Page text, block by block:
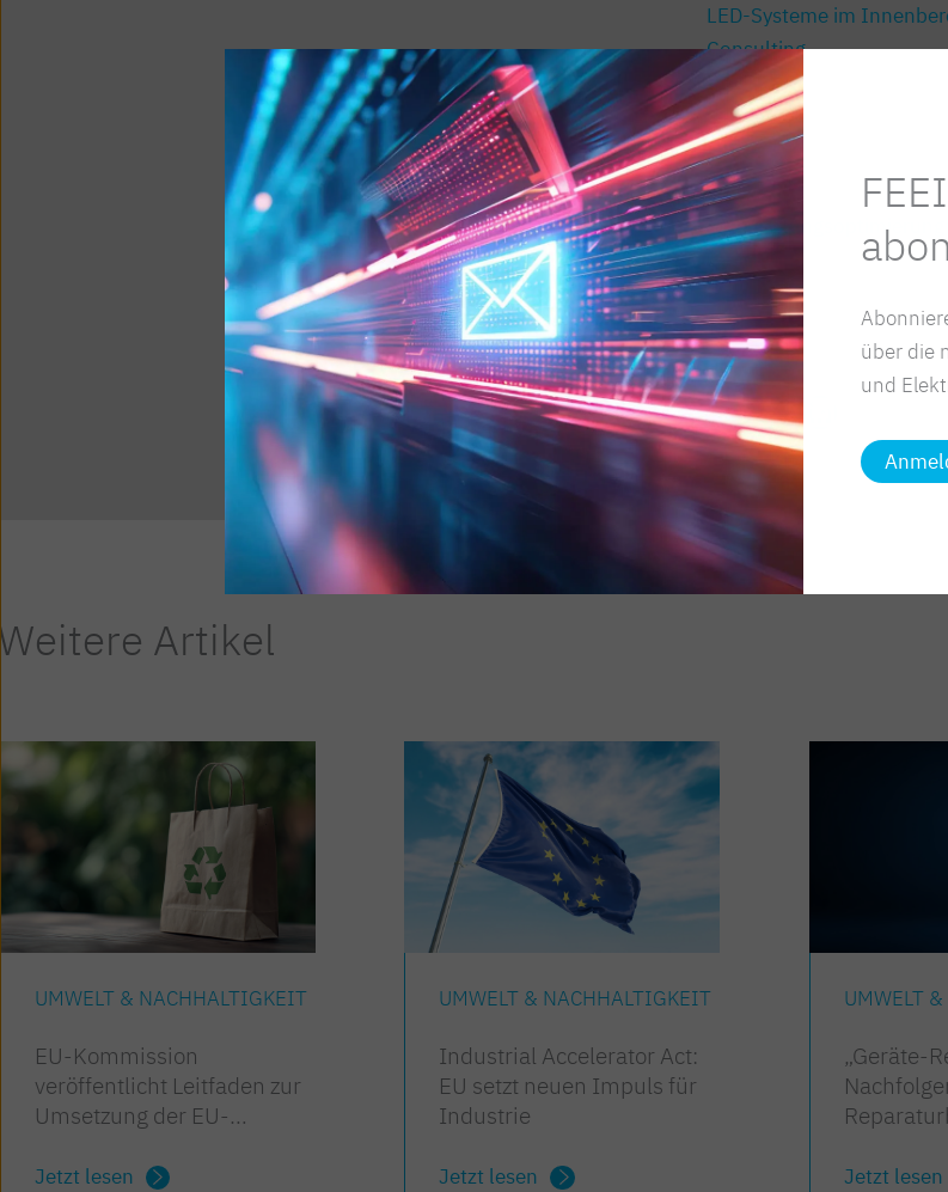
LED-Systeme im
Consulting
Bzw. das neu
Sportstättenbeleuchtung
Consulting
Artikel teilen
Artikel
UMWELT & NACHHALTIGKEIT
EU-Kommission
veröffentlicht Leitfaden zur
Umsetzung der EU-
Jetzt lesen
UMWELT & NACHHALTIGKEIT
Industrial Accelerator Act:
EU setzt neuen Impuls für
Industrie
Jetzt lesen
UMWELT
„Geräte-
Jetzt lesen
über die
und